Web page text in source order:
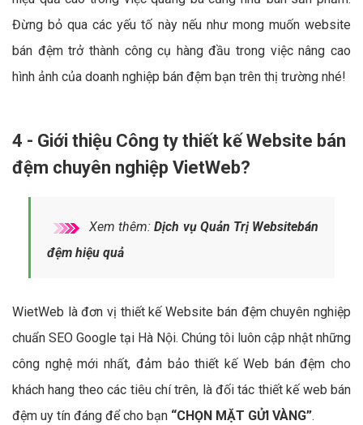
Đừng bỏ qua các yếu tố này nếu như mong muốn website
bán đệm trở thành công cụ hàng đầu trong việc nâng cao
hình ảnh của doanh nghiệp bán đệm bạn trên thị trường nhé!
4 - Giới thiệu Công ty thiết kế Website bán
đệm chuyên nghiệp VietWeb?
Xem thêm:Dịch vụ Quản Trị Websitebán
đệm hiệu quả
WietWeb là đơn vị thiết kế Website bán đệm chuyên nghiệp
chuẩn SEO Google tại Hà Nội. Chúng tôi luôn cập nhật những
công nghệ mới nhất, đảm bảo thiết kế Web bán đệm cho
khách hang theo các tiêu chí trên, là đối tác thiết kế web bán
đệm uy tín đáng để cho bạn “CHỌN MẶT GỬI VÀNG”.